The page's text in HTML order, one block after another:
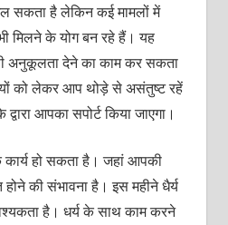
है लेकिन कई मामलों में
मिलने के योग बन रहे हैं। यह
अनुकूलता देने का काम कर सकता
को लेकर आप थोड़े से असंतुष्ट रहें
आपका सपोर्ट किया जाएगा।
कार्य हो सकता है। जहां आपकी
की संभावना है। इस महीने धैर्य
है। धर्य के साथ काम करने